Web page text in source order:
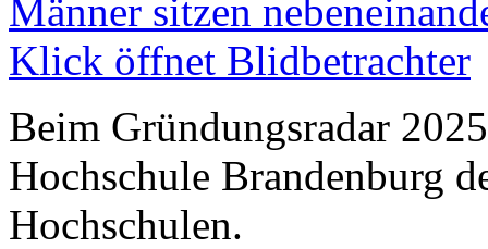
Beim Gründungsradar
Hochschule Brandenburg
Hochschulen.